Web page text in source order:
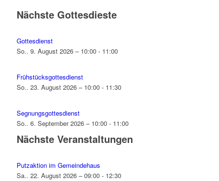
Nächste Gottesdieste
Gottesdienst
So.. 9. August 2026 – 10:00 - 11:00
Frühstücksgottesdienst
So.. 23. August 2026 – 10:00 - 11:30
Segnungsgottesdienst
So.. 6. September 2026 – 10:00 - 11:00
Nächste Veranstaltungen
Putzaktion im Gemeindehaus
Sa.. 22. August 2026 – 09:00 - 12:30